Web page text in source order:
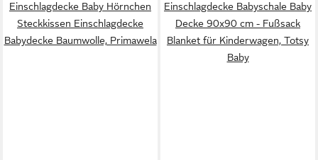
Einschlagdecke Baby Hörnchen
Steckkissen Einschlagdecke
Babydecke Baumwolle, Primawela
Einschlagdecke Babyschale Baby
Decke 90x90 cm - Fußsack
Blanket für Kinderwagen, Totsy
Baby